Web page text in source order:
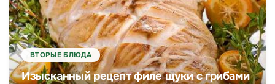
ВТОРЫЕ БЛЮДА
Изысканный рецепт филе щуки с грибами